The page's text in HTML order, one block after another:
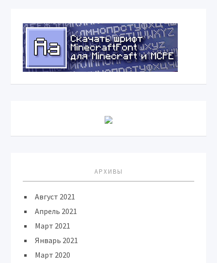
АРХИВЫ
Август 2021
Апрель 2021
Март 2021
Январь 2021
Март 2020